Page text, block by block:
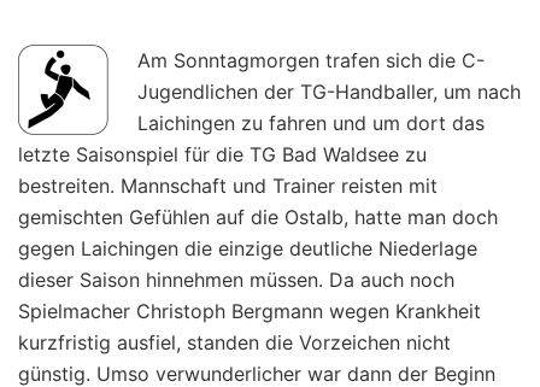
Am Sonntagmorgen trafen sich die C-
Jugendlichen der TG-Handballer, um nach
Laichingen zu fahren und um dort das
letzte Saisonspiel für die TG Bad Waldsee zu
bestreiten. Mannschaft und Trainer reisten mit
gemischten Gefühlen auf die Ostalb, hatte man doch
gegen Laichingen die einzige deutliche Niederlage
dieser Saison hinnehmen müssen. Da auch noch
Spielmacher Christoph Bergmann wegen Krankheit
kurzfristig ausfiel, standen die Vorzeichen nicht
günstig. Umso verwunderlicher war dann der Beginn